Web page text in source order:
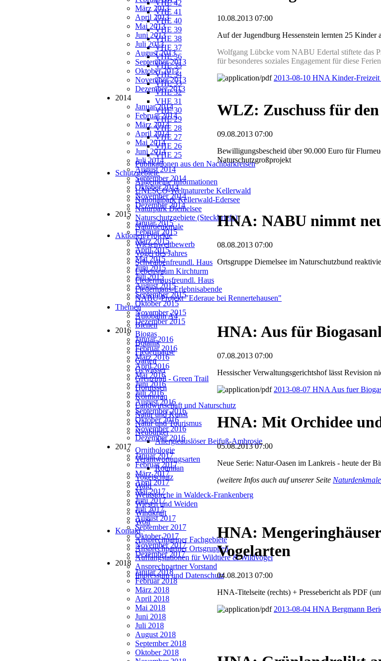
VHE 42
VHE 41
VHE 40
VHE 39
VHE 38
VHE 37
VHE 36
VHE 35
VHE 34
VHE 33
VHE 32
VHE 31
VHE 30
VHE 29
VHE 28
VHE 27
VHE 26
VHE 25
Publikationen aus den Nachbarkreisen
Schutzgebiete
Allgemeine Informationen
UNESCO-Weltnaturerbe Kellerwald
Nationalpark Kellerwald-Edersee
Naturpark Diemelsee
Naturschutzgebiete (Steckbriefe)
Naturdenkmale
Aktionen/Projekte
Wiesenwettbewerb
Vogel des Jahres
Schwalbenfreundl. Haus
Lebensraum Kirchturm
Fledermausfreundl. Haus
Fledermaus-Erlebnisabende
NABU-Projekt "Ederaue bei Rennertehausen"
Themen
Autobahn A4
Bienen
Biogas
Botanik
Fledermäuse
Garten
Gewässer
Grenztrail - Green Trail
Hornissen
Kormoran
Landwirtschaft und Naturschutz
Natur und Kunst
Natur und Tourismus
Neubürger
Allergieauslöser Beifuß-Ambrosie
Ornithologie
Verantwortungsarten
Rotmilan
Vogelschutz
Wald
Weißstörche in Waldeck-Frankenberg
Wiesen und Weiden
Windkraft
Wolf
Kontakt
Ansprechpartner Fachgebiete
Ansprechpartner Ortsgruppen
Auffangstationen für Wildtiere & Wildvögel
Ansprechpartner Vorstand
Impressum und Datenschutz
März 2013
April 2013
Mai 2013
Juni 2013
Juli 2013
August 2013
September 2013
Oktober 2013
November 2013
Dezember 2013
2014
Januar 2014
Februar 2014
März 2014
April 2014
Mai 2014
Juni 2014
Juli 2014
August 2014
September 2014
Oktober 2014
November 2014
Dezember 2014
2015
Januar 2015
Februar 2015
März 2015
April 2015
Mai 2015
Juni 2015
Juli 2015
August 2015
September 2015
Oktober 2015
November 2015
Dezember 2015
2016
Januar 2016
Februar 2016
März 2016
April 2016
Mai 2016
Juni 2016
Juli 2016
August 2016
September 2016
Oktober 2016
November 2016
Dezember 2016
2017
Januar 2017
Februar 2017
März 2017
April 2017
Mai 2017
Juni 2017
Juli 2017
August 2017
September 2017
Oktober 2017
November 2017
Dezember 2017
2018
Januar 2018
Februar 2018
März 2018
April 2018
Mai 2018
Juni 2018
Juli 2018
August 2018
September 2018
Oktober 2018
10.08.2013 07:00
Auf der Jugendburg Hessenstein lernten 25 Kinder
Wolfgang Lübcke vom NABU Edertal stiftete das
für besonderes soziales Engagement für diese
2013-08-10 HNA Kinder-Freizeit
WLZ: Zuschuss für den
09.08.2013 07:00
Bewilligungsbescheid über 90.000 Euro für
Naturschutzgroßprojekt
HNA: NABU nimmt
08.08.2013 07:00
Ortsgruppe Diemelsee im Naturschutzbund
HNA: Aus für
07.08.2013 07:00
Hessischer Verwaltungsgerichtshof lässt Revision
2013-08-07 HNA Aus fuer
HNA: Mit Orchidee
05.08.2013 07:00
Neue Serie: Natur-Oasen im Lankreis - heute der
(weitere Infos auch auf unserer Seite Naturdenkmale
HNA:
Vogelarten
04.08.2013 07:00
HNA-Titelseite (rechts) + Pressebericht als PDF
2013-08-04 HNA Bergmann